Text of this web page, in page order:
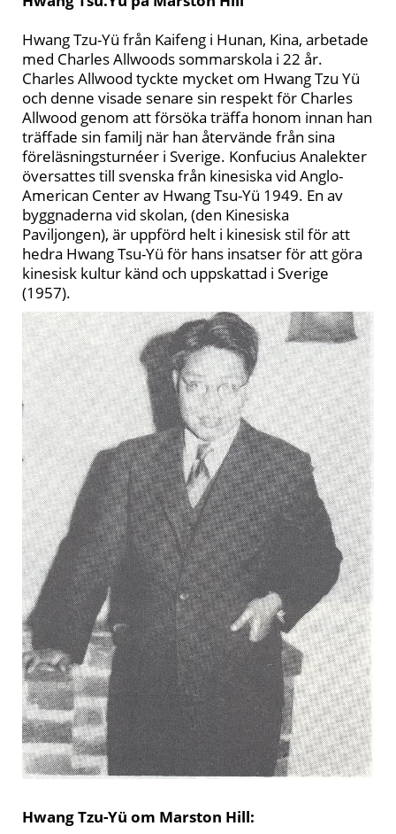
Hwang Tzu-Yü från Kaifeng i Hunan, Kina, arbetade
med Charles Allwoods sommarskola i 22 år.
Charles Allwood tyckte mycket om Hwang Tzu Yü
och denne visade senare sin respekt för Charles
Allwood genom att försöka träffa honom innan han
träffade sin familj när han återvände från sina
föreläsningsturnéer i Sverige. Konfucius Analekter
översattes till svenska från kinesiska vid Anglo-
American Center av Hwang Tsu-Yü 1949. En av
byggnaderna vid skolan, (den Kinesiska
Paviljongen), är uppförd helt i kinesisk stil för att
hedra Hwang Tsu-Yü för hans insatser för att göra
kinesisk kultur känd och uppskattad i Sverige
(1957).
Hwang Tzu-Yü om Marston Hill: